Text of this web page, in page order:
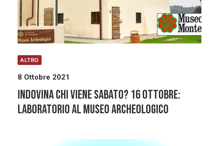
ALTRO
8 Ottobre 2021
Indovina chi viene sabato? 16 ottobre:
laboratorio al Museo Archeologico